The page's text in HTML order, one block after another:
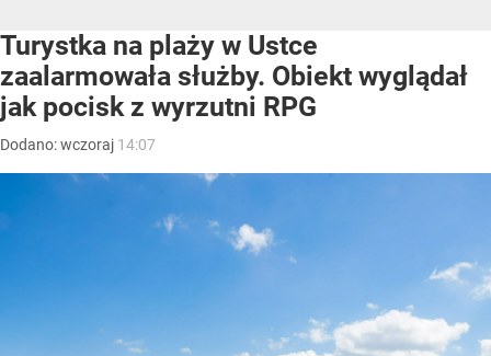
Turystka na plaży w Ustce
zaalarmowała służby. Obiekt wyglądał
jak pocisk z wyrzutni RPG
Dodano:wczoraj 14:07